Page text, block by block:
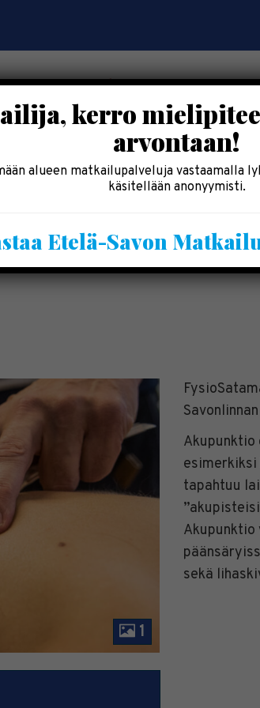
SYÖ & SHOPPAILE
Saimaalla-kesälehti »
1
tapahtuu
sekä
kerro
arvontaan!
alueen matkailupalveluja vastaamalla
käsitellään anonyymisti.
Etelä-Savon